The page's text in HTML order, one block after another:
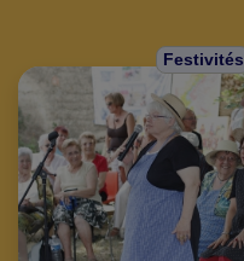
Festivités